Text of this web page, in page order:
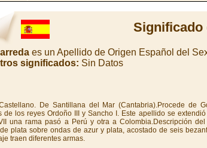
Significado
es un Apellido de Origen Español del
significados: Sin Datos
De Santillana del Mar (Cantabria).Procede de
de los reyes Ordoño III y Sancho I. Este apellido se
una rama pasó a Perú y otra a Colombia.Descripción
plata sobre ondas de azur y plata, acostado de seis
traen diferentes armas.